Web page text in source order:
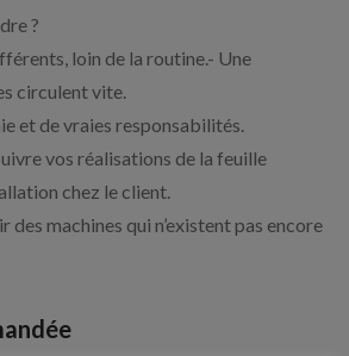
?
loin de la routine.- Une
circulent vite.
et de vraies responsabilités.
vos réalisations de la feuille
chez le client.
des machines qui n’existent pas encore